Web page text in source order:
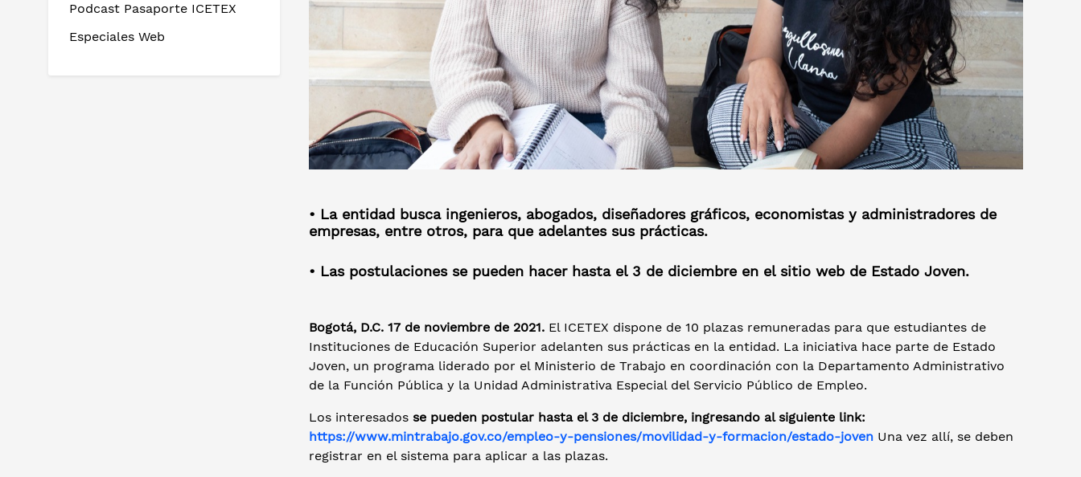
Podcast Pasaporte ICETEX
Especiales Web
• La entidad busca ingenieros, abogados, diseñadores gráficos, economistas y administradores de
empresas, entre otros, para que adelantes sus prácticas.
• Las postulaciones se pueden hacer hasta el 3 de diciembre en el sitio web de Estado Joven.
Bogotá, D.C. 17 de noviembre de 2021. El ICETEX dispone de 10 plazas remuneradas para que estudiantes de
Instituciones de Educación Superior adelanten sus prácticas en la entidad. La iniciativa hace parte de Estado
Joven, un programa liderado por el Ministerio de Trabajo en coordinación con la Departamento Administrativo
de la Función Pública y la Unidad Administrativa Especial del Servicio Público de Empleo.
Los interesados se pueden postular hasta el 3 de diciembre, ingresando al siguiente link:
https://www.mintrabajo.gov.co/empleo-y-pensiones/movilidad-y-formacion/estado-joven Una vez allí, se deben
registrar en el sistema para aplicar a las plazas.